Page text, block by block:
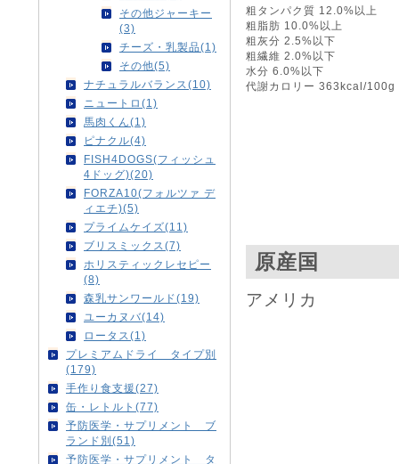
その他ジャーキー
(3)
チーズ・乳製品(1)
その他(5)
ナチュラルバランス(10)
ニュートロ(1)
馬肉くん(1)
ピナクル(4)
FISH4DOGS(フィッシュ
4ドッグ)(20)
FORZA10(フォルツァ デ
ィエチ)(5)
プライムケイズ(11)
ブリスミックス(7)
ホリスティックレセピー
(8)
森乳サンワールド(19)
ユーカヌバ(14)
ロータス(1)
プレミアムドライ タイプ別
(179)
手作り食支援(27)
缶・レトルト(77)
予防医学・サプリメント ブ
ランド別(51)
予防医学・サプリメント タ
粗タンパク質 12.0%以上
粗脂肪 10.0%以上
粗灰分 2.5%以下
粗繊維 2.0%以下
水分 6.0%以下
代謝カロリー 363kcal/100g
原産国
アメリカ